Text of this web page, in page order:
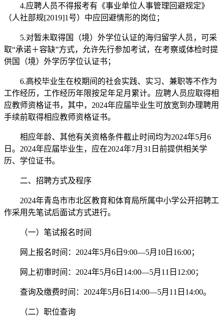
4.应聘人员不得报考有《事业单位人事管理回避规定》
（人社部规[2019]1号）中应回避情形的岗位；
5.对暂未取得国（境）外学位认证的海归留学人员，可采
取“承诺＋容缺”方式，允许先行参加考试，在考察或体检时提
供国（境）外学历学位认证书；
6.高校毕业生在校期间的社会实践、实习、兼职等不作为
工作经历，工作经历年限按足年足月累计。应聘人员应取得相
应教师资格证书，其中，2024年应届毕业生可放宽到办理聘用
手续前取得相应教师资格证书。
相应年龄、其他有关资格条件截止时间均为2024年5月6
日。2024年应届毕业生，应在2024年7月31日前提供相关学
历、学位证书。
二、招聘方式及程序
2024年青岛市市北区教育和体育局所属中小学公开招聘工
作采用先笔试后面试方式进行。
（一）笔试报名时间
网上报名时间：2024年5月6日9:00—5月10日16:00；
网上初审时间：2024年5月6日14:00—5月11日12:00；
查询及缴费时间：2024年5月6日14:00—5月11日14:00。
（二）职位查询